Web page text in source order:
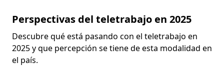
Perspectivas del teletrabajo en 2025
Descubre qué está pasando con el teletrabajo en
2025 y que percepción se tiene de esta modalidad en
el país.